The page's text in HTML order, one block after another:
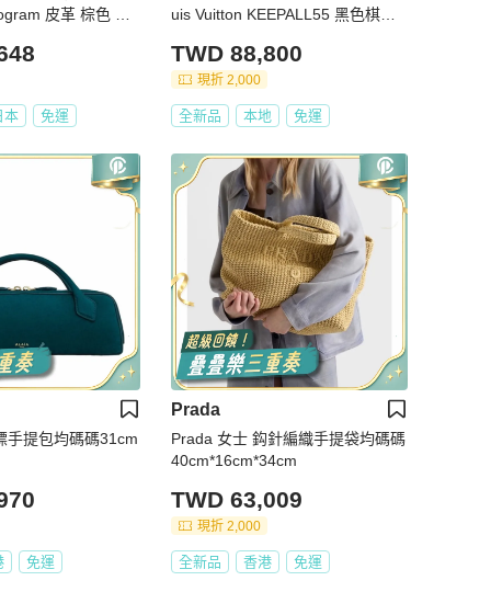
皮革 棕色 二
本 免運
uis Vuitton KEEPALL55 黑色棋盤
TWD 88,800
現折 2,000
全新品 本地 免運
手提包均碼碼31cm
免運
Prada
Prada 女士 鈎針編織手提袋均碼碼
40cm*16cm*34cm
TWD 63,009
現折 2,000
全新品 香港 免運